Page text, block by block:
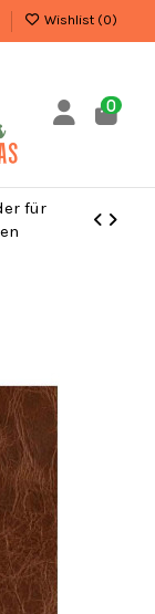
Wishlist (0)
0
für